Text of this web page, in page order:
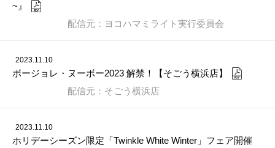
~』
配信元：ヨコハマミライト実行委員会
2023.11.10
ボージョレ・ヌーボー2023 解禁！【そごう横浜店】
配信元：そごう横浜店
2023.11.10
ホリデーシーズン限定「Twinkle White Winter」フェア開催